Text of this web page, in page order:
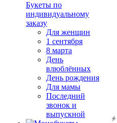
Букеты по
индивидуальному
заказу
Для женщин
1 сентября
8 марта
День
влюблённых
День рождения
Для мамы
Последний
звонок и
выпускной